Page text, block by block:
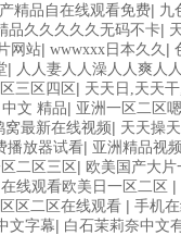
精品自在线观看免费| 九
品久久久久久无码不卡|
网站| wwwxxx日本久久 |
| 人人妻人人澡人人爽人
三区四区 | 天天日,天天
文 精品| 亚洲一区二区
窝最新在线视频| 天天操
播放器试看| 亚洲精品视
二区三区| 欧美国产大
在线观看欧美日一区二区 |
区二区在线观看 | 手机
文字幕| 白石茉莉奈中文